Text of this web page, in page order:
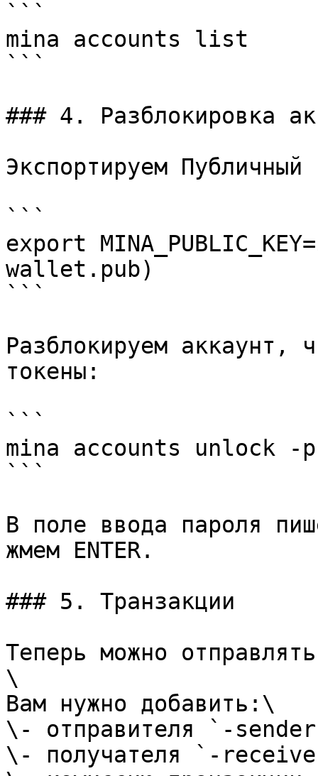
```
mina accounts list
```
### 4. Разблокировка
Экспортируем
```
export
wallet.pub)
```
Разблокируем аккаунт,
токены:
```
mina accounts unlock -
```
В поле ввода пароля
жмем ENTER.
### 5. Транзакции
Теперь можно
\
Вам нужно добавить:\
\- отправителя `-
\- получателя `-